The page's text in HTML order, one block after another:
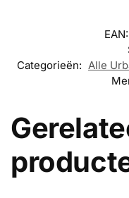
EAN:
Categorieën: Alle